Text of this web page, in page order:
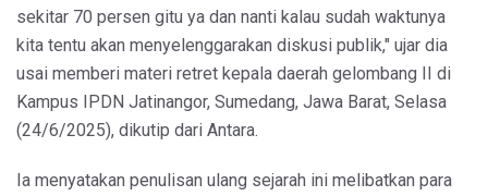
sekitar 70 persen gitu ya dan nanti kalau sudah waktunya
kita tentu akan menyelenggarakan diskusi publik," ujar dia
usai memberi materi retret kepala daerah gelombang II di
Kampus IPDN Jatinangor, Sumedang, Jawa Barat, Selasa
(24/6/2025), dikutip dari Antara.
Ia menyatakan penulisan ulang sejarah ini melibatkan para